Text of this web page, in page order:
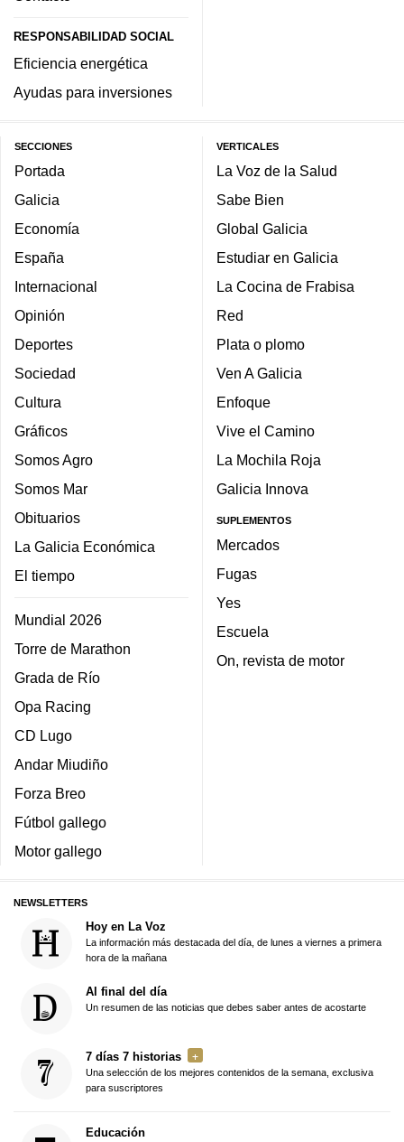
RESPONSABILIDAD SOCIAL
Eficiencia energética
Ayudas para inversiones
SECCIONES
Portada
Galicia
Economía
España
Internacional
Opinión
Deportes
Sociedad
Cultura
Gráficos
Somos Agro
Somos Mar
Obituarios
La Galicia Económica
El tiempo
Mundial 2026
Torre de Marathon
Grada de Río
Opa Racing
CD Lugo
Andar Miudiño
Forza Breo
Fútbol gallego
Motor gallego
VERTICALES
La Voz de la Salud
Sabe Bien
Global Galicia
Estudiar en Galicia
La Cocina de Frabisa
Red
Plata o plomo
Ven A Galicia
Enfoque
Vive el Camino
La Mochila Roja
Galicia Innova
SUPLEMENTOS
Mercados
Fugas
Yes
Escuela
On, revista de motor
NEWSLETTERS
Hoy en La Voz
La información más destacada del día, de lunes a viernes a primera
hora de la mañana
Al final del día
Un resumen de las noticias que debes saber antes de acostarte
7 días 7 historias
Una selección de los mejores contenidos de la semana, exclusiva
para suscriptores
Educación